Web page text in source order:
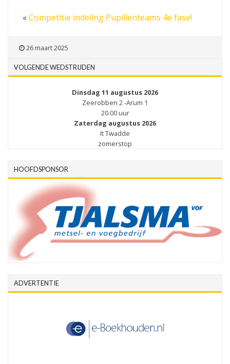
«Competitie indeling Pupillenteams 4e fase!
26 maart 2025
VOLGENDE WEDSTRIJDEN
Dinsdag 11 augustus 2026
Zeerobben 2 -Arum 1
20.00 uur
Zaterdag augustus 2026
It Twadde
zomerstop
HOOFDSPONSOR
ADVERTENTIE